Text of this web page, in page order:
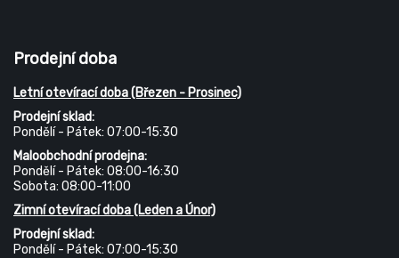
Prodejní doba
Letní otevírací doba (Březen - Prosinec)
Prodejní sklad:
Pondělí - Pátek: 07:00-15:30
Maloobchodní prodejna:
Pondělí - Pátek: 08:00-16:30
Sobota: 08:00-11:00
Zimní otevírací doba (Leden a Únor)
Prodejní sklad:
Pondělí - Pátek: 07:00-15:30